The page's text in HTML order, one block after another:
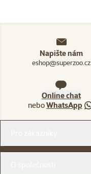
Napište nám
eshop@superzoo.cz
Online chat
neboWhatsApp